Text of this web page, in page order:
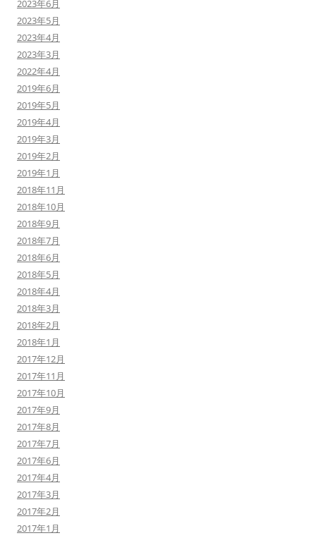
2023年6月
2023年5月
2023年4月
2023年3月
2022年4月
2019年6月
2019年5月
2019年4月
2019年3月
2019年2月
2019年1月
2018年11月
2018年10月
2018年9月
2018年7月
2018年6月
2018年5月
2018年4月
2018年3月
2018年2月
2018年1月
2017年12月
2017年11月
2017年10月
2017年9月
2017年8月
2017年7月
2017年6月
2017年4月
2017年3月
2017年2月
2017年1月